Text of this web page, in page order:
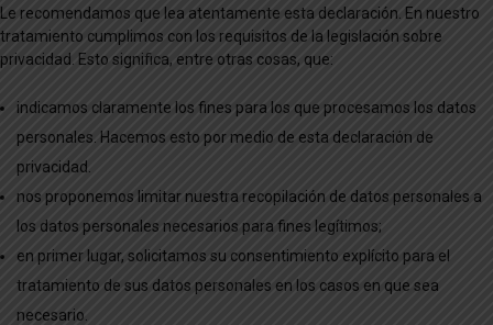
Le recomendamos que lea atentamente esta declaración. En nuestro
tratamiento cumplimos con los requisitos de la legislación sobre
privacidad. Esto significa, entre otras cosas, que:
indicamos claramente los fines para los que procesamos los datos
personales. Hacemos esto por medio de esta declaración de
privacidad.
nos proponemos limitar nuestra recopilación de datos personales a
los datos personales necesarios para fines legítimos;
en primer lugar, solicitamos su consentimiento explícito para el
tratamiento de sus datos personales en los casos en que sea
necesario.